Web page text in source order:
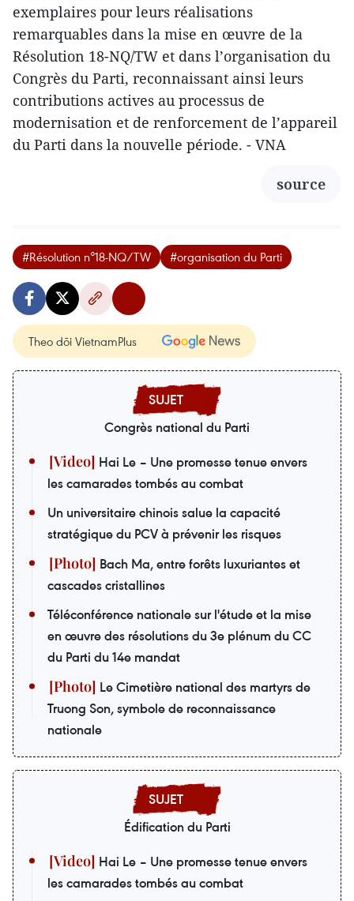
exemplaires pour leurs réalisations
remarquables dans la mise en œuvre de la
Résolution 18-NQ/TW et dans l’organisation du
Congrès du Parti, reconnaissant ainsi leurs
contributions actives au processus de
modernisation et de renforcement de l’appareil
du Parti dans la nouvelle période. - VNA
source
#Résolution n°18-NQ/TW #organisation du Parti
Theo dõi VietnamPlus
Congrès national du Parti
Hai Le – Une promesse tenue envers
les camarades tombés au combat
Un universitaire chinois salue la capacité
stratégique du PCV à prévenir les risques
Bach Ma, entre forêts luxuriantes et
cascades cristallines
Téléconférence nationale sur l'étude et la mise
en œuvre des résolutions du 3e plénum du CC
du Parti du 14e mandat
Le Cimetière national des martyrs de
Truong Son, symbole de reconnaissance
nationale
Édification du Parti
Hai Le – Une promesse tenue envers
les camarades tombés au combat